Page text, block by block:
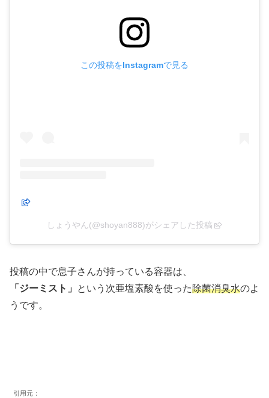
この投稿をInstagramで見る
しょうやん(@shoyan888)がシェアした投稿
投稿の中で息子さんが持っている容器は、
「ジーミスト」
という次亜塩素酸を使った除菌消臭水のよ
うです。
引用元：